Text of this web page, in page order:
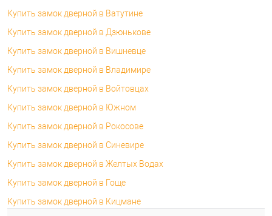
Купить замок дверной в Ватутине
Купить замок дверной в Дзюнькове
Купить замок дверной в Вишневце
Купить замок дверной в Владимире
Купить замок дверной в Войтовцах
Купить замок дверной в Южном
Купить замок дверной в Рокосове
Купить замок дверной в Синевире
Купить замок дверной в Желтых Водах
Купить замок дверной в Гоще
Купить замок дверной в Кицмане